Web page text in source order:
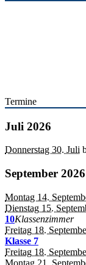
Termine
Juli 2026
Donnerstag 30. Juli
September 2026
Montag 14.
Dienstag 15.
10Klassenzimmer
Freitag 18.
Klasse 7
Freitag 18.
Montag 21.